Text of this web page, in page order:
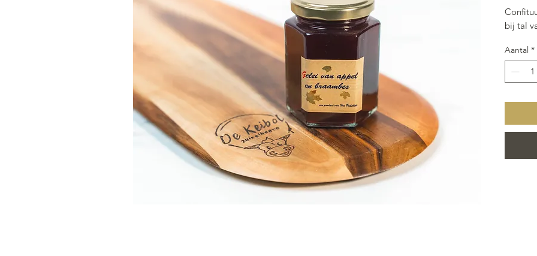
bij tal
Aantal *